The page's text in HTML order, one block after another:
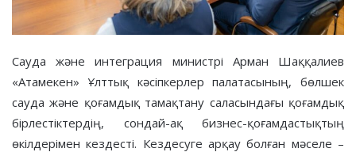
Сауда және интеграция министрі Арман Шаққалиев
«Атамекен» Ұлттық кәсіпкерлер палатасының, бөлшек
сауда және қоғамдық тамақтану саласындағы қоғамдық
бірлестіктердің, сондай-ақ бизнес-қоғамдастықтың
өкілдерімен кездесті. Кездесуге арқау болған мәселе –